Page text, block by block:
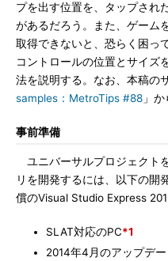
プを出す位置を、タップされ
があるだろう。また、ゲーム
取得できないと、恐らく困っ
コントロールの位置とサイズ
法を説明する。なお、本稿の
samples：MetroTips #88 」
事前準備
ユニバーサルプロジェクト
リを開発するには、以下の開
償のVisual Studio Express
SLAT対応のPC*1
2014年4月のアップデー